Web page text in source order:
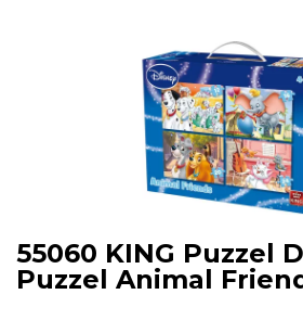
55060 KING Puzzel
Puzzel Animal